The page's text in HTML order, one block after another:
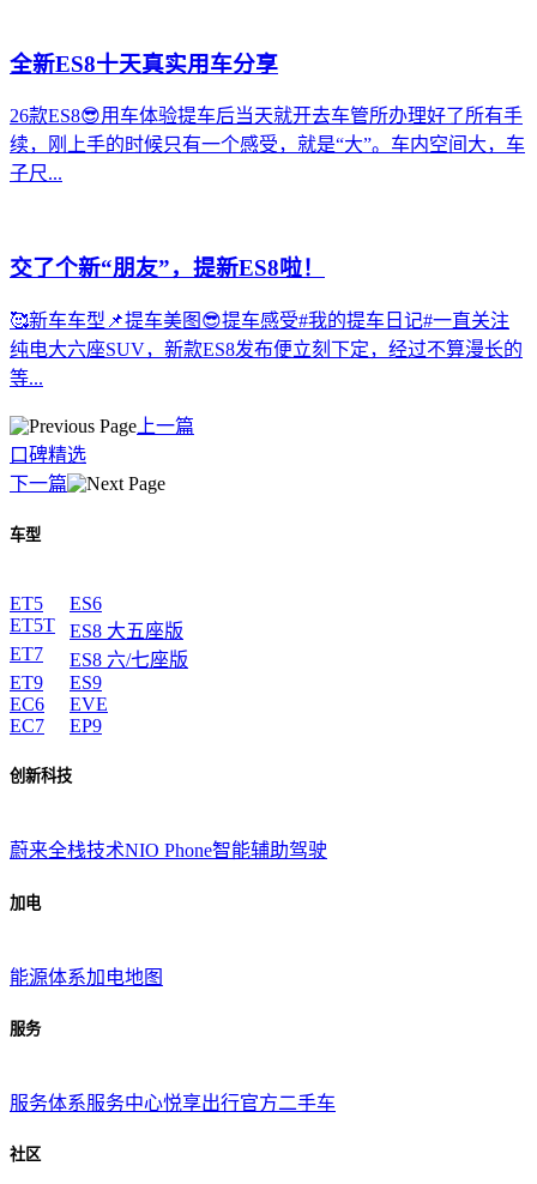
全新ES8十天真实用车分享
26款ES8😎用车体验提车后当天就开去车管所办理好了所有手
续，刚上手的时候只有一个感受，就是“大”。车内空间大，车
子尺...
交了个新“朋友”，提新ES8啦！
🥰新车车型📌提车美图😎提车感受#我的提车日记#一直关注
纯电大六座SUV，新款ES8发布便立刻下定，经过不算漫长的
等...
上一篇
口碑精选
下一篇
车型
ET5
ET5T
ET7
ET9
EC6
EC7
ES6
ES8 大五座版
ES8 六/七座版
ES9
EVE
EP9
创新科技
蔚来全栈技术NIO Phone智能辅助驾驶
加电
能源体系加电地图
服务
服务体系服务中心悦享出行官方二手车
社区